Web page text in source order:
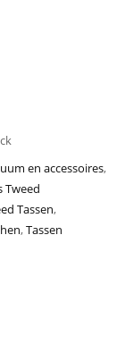
en accessoires,
Tweed
Tassen,
,Tassen